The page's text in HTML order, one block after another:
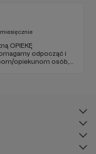
miesięcznie
OPIEKĘ
odpocząć i
opiekunom osób,